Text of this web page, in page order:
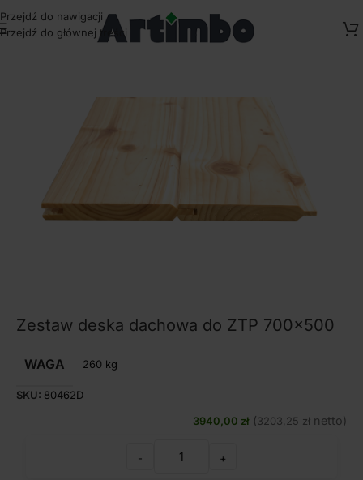
Przejdź do nawigacji
Przejdź do głównej treści
Zestaw deska dachowa do ZTP 700×500
WAGA 260 kg
SKU: 80462D
3940,00 zł (3203,25 zł netto)
- +